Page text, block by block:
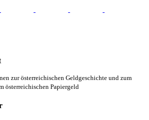
zur österreichischen Geldgeschichte und zum
österreichischen Papiergeld